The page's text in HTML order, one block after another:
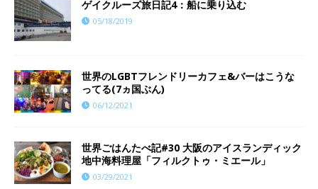
ゲイクルーズ旅日記4：船に乗り込む
05/18/2019
世界のLGBTフレンドリーカフェ&バーはこうな
ってる(7ヵ国ぶん)
06/12/2021
世界ごはんたべ記#30 大阪のアイスランディック
地中海料理屋「フィルクトゥ・ミエール」
03/29/2021